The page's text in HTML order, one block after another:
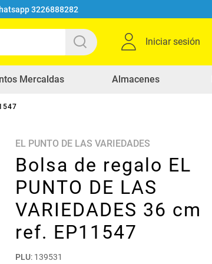
3226888282
Iniciar sesión
Mercaldas Almacenes
EL PUNTO DE LAS VARIEDADES
Bolsa de regalo EL
PUNTO DE LAS
VARIEDADES 36 cm
ref. EP11547
PLU: 139531